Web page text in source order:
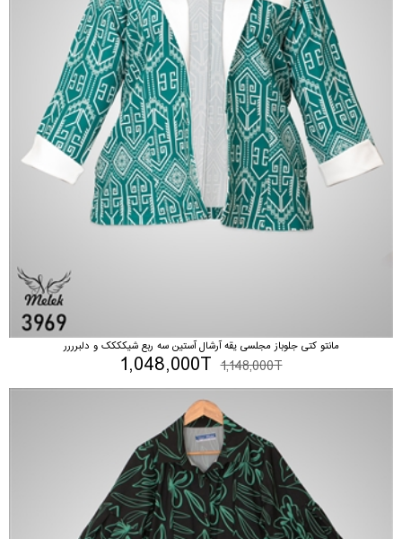
مانتو کتی جلوباز مجلسی یقه آرشال آستین سه ربع شیکککک و دلبرررر
1,148,000T
1,048,000T